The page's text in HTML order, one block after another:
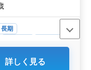
長期
派遣社員
詳しく見る